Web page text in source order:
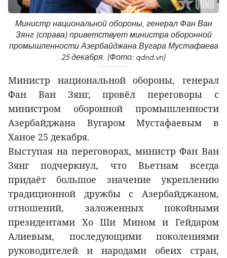
Министр национальной обороны, генерал Фан Ван
Зянг (справа) приветствует министра оборонной
промышленности Азербайджана Вугара Мустафаева
25 декабря. (Фото: qdnd.vn)
Министр национальной обороны, генерал
Фан Ван Зянг, провёл переговоры с
министром оборонной промышленности
Азербайджана Вугаром Мустафаевым в
Ханое 25 декабря.
Выступая на переговорах, министр Фан Ван
Зянг подчеркнул, что Вьетнам всегда
придаёт большое значение укреплению
традиционной дружбы с Азербайджаном,
отношений, заложенных покойными
президентами Хо Ши Мином и Гейдаром
Алиевым, последующими поколениями
руководителей и народами обеих стран,